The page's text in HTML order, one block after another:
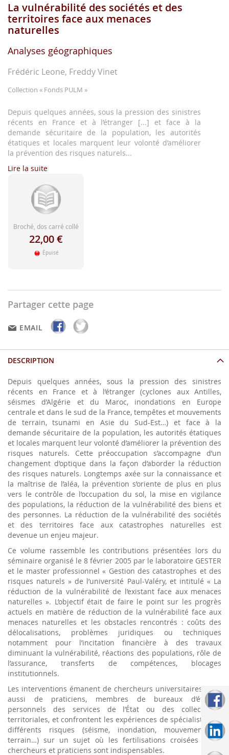
Aller
au
début
de
la
gallerie
d'image
La vulnérabilité des sociétés et des
territoires face aux menaces
naturelles
Analyses géographiques
Frédéric Leone, Freddy Vinet
Collection « Fonds PULM »
Depuis quelques années, sous la pression des sinistres
récents en France et à l’étranger [...] et face à la
demande sécuritaire de la population, les autorités
étatiques et locales marquent leur volonté d’améliorer
la prévention des risques naturels...
Lire la suite
Broché, dos carré collé
22,00 €
Épuisé
Partager cette page
EMAIL
DESCRIPTION
Depuis quelques années, sous la pression des sinistres
récents en France et à l’étranger (cyclones aux Antilles,
séismes d’Algérie et du Maroc, inondations en Europe
centrale et dans le sud de la France, tempêtes et mouvements
de terrain, tsunami en Asie du Sud-Est…) et face à la
demande sécuritaire de la population, les autorités étatiques
et locales marquent leur volonté d’améliorer la prévention des
risques naturels. Cette préoccupation s’accompagne d’un
changement d’optique dans la façon d’aborder la réduction
des risques naturels. Longtemps axée sur la connaissance et
la maîtrise de l’aléa, la prévention s’oriente de plus en plus
vers le contrôle de l’occupation du sol, la mise en vigilance
des populations, la réduction de la vulnérabilité des biens et
des personnes. La réduction de la vulnérabilité des sociétés
et des territoires face aux catastrophes naturelles est
devenue un enjeu majeur.
Ce volume rassemble les contributions présentées lors du
séminaire organisé le 8 février 2005 par le laboratoire GESTER
et le master professionnel « Gestion des catastrophes et des
risques naturels » de l’université Paul-Valéry, et intitulé « La
réduction de la vulnérabilité de l’existant face aux menaces
naturelles ». L’objectif était de faire le point sur les progrès
actuels en matière de réduction de la vulnérabilité face aux
menaces naturelles et les obstacles rencontrés : coûts des
délocalisations, problèmes juridiques ou techniques
notamment pour l’incitation financière à des travaux
diminuant la vulnérabilité, réactions des populations, rôle de
l’assurance, transferts de compétences, blocages
institutionnels.
Les interventions émanent de chercheurs universitaires mais
aussi de praticiens, membres de bureaux d’études,
personnels des services de l’État ou des collectivités
territoriales, et confrontent les expériences de spécialistes de
différents risques (séisme, inondation, mouvement de
terrain…) sur un sujet où les fertilisations croisées entre
chercheurs et praticiens sont indispensables.